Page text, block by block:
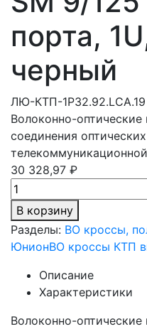
порта,
черный
ЛЮ-КТП-1Р32.92.LCA.19
Волоконно-
соединения
30 328,97 ₽
В корзину
Разделы: ВО кроссы,
ЮнионВО кроссы КТП
Описание
Характеристики
Волоконно-оптические